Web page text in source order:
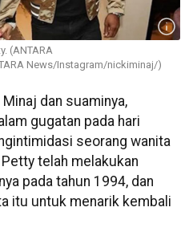
(ANTARA
News/Instagram/nickiminaj/)
dan suaminya,
gugatan pada hari
seorang wanita
telah melakukan
pada tahun 1994, dan
itu untuk menarik kembali